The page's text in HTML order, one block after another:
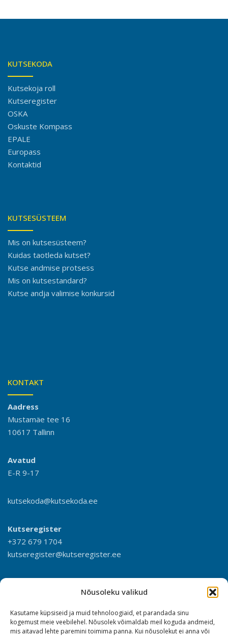
Nõusoleku valikud
Kasutame küpsiseid ja muid tehnoloogiaid, et parandada sinu
kogemust meie veebilehel. Nõusolek võimaldab meil koguda andmeid,
mis aitavad lehte paremini toimima panna. Kui nõusolekut ei anna või
KUTSEKODA
Kutsekoja roll
Kutseregister
OSKA
Oskuste Kompass
EPALE
Europass
Kontaktid
KUTSESÜSTEEM
Mis on kutsesüsteem?
Kuidas taotleda kutset?
Kutse andmise protsess
Mis on kutsestandard?
Kutse andja valimise konkursid
KONTAKT
Aadress
Mustamäe tee 16
10617 Tallinn
Avatud
E-R 9-17
kutsekoda@kutsekoda.ee
Kutseregister
+372 679 1704
kutseregister@kutseregister.ee